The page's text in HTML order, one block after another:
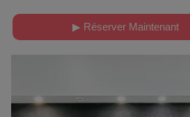
▶ Réserver Maintenant